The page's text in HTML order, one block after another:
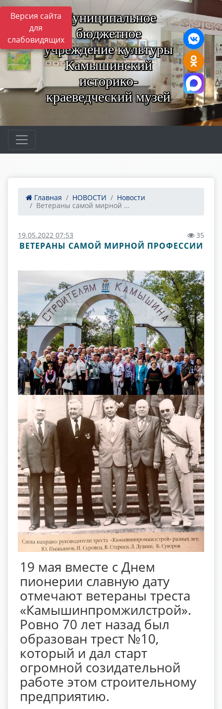
Версия сайта
для
слабовидящих
Муниципальное
бюджетное
учреждение культуры
Камышинский
историко-
краеведческий музей
Главная НОВОСТИ
Новости
Ветераны самой мирной ...
19.05.2022 07:53 35
ВЕТЕРАНЫ САМОЙ МИРНОЙ ПРОФЕССИИ
19 мая вместе с Днем
пионерии славную дату
отмечают ветераны треста
«Камышинпромжилстрой».
Ровно 70 лет назад был
образован трест №10,
который и дал старт
огромной созидательной
работе этом строительному
предприятию.